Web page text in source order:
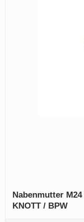
Nabenmutter
KNOTT / BPW